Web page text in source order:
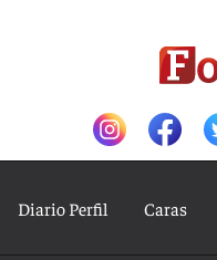
Diario Perfil Caras